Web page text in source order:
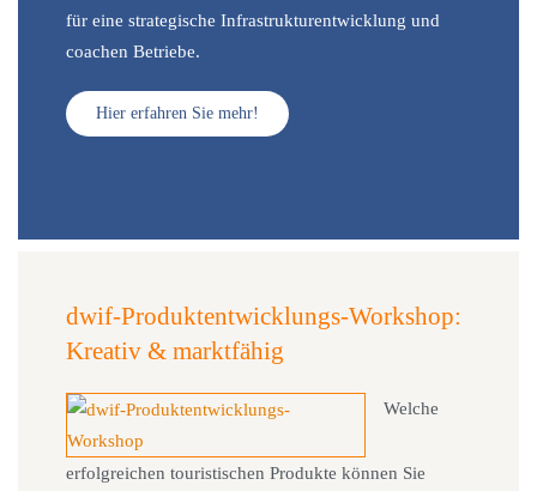
für eine strategische Infrastrukturentwicklung und
coachen Betriebe.
Hier erfahren Sie mehr!
dwif-Produktentwicklungs-Workshop:
Kreativ & marktfähig
Welche
erfolgreichen touristischen Produkte können Sie